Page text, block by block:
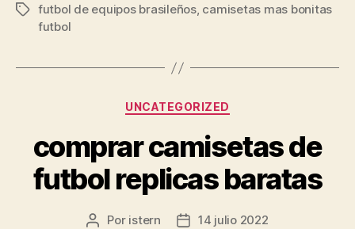
Etiquetas
futbol de equipos brasileños, camisetas mas bonitas
futbol
Categorías
UNCATEGORIZED
comprar camisetas de
futbol replicas baratas
Autor
Por istern
Fecha14 julio 2022